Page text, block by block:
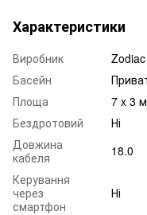
Характеристики
Виробник
Zodiac
Басейн
Площа
7 x 3
Бездротовий
Ні
Довжина
кабеля
18.0
Керування
через
смартфон
Ні